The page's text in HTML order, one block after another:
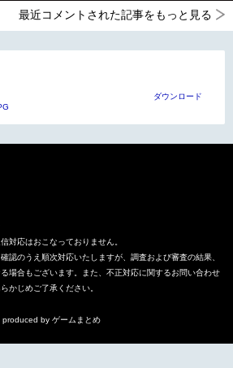
最近コメントされた記事をもっと見る
ダウンロード
対応はおこなっておりません。
認のうえ順次対応いたしますが、調査および審査の結果、
場合もございます。また、不正対応に関するお問い合わせ
かじめご了承ください。
produced by ゲームまとめ